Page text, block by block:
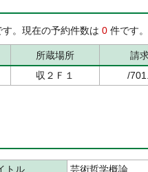
す。現在の予約件数は 0 件です。
所蔵場所 請
収２Ｆ１ /
トル
芸術哲学概論